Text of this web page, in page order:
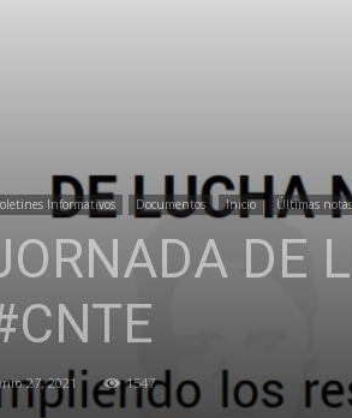
Informativos Documentos Inicio Últimas notas
DE
27, 2021 1547